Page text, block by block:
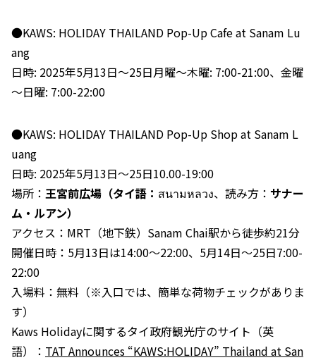
●KAWS: HOLIDAY THAILAND Pop-Up Cafe at Sanam Lu
ang
日時: 2025年5月13日～25日月曜～木曜: 7:00-21:00、金曜
～日曜: 7:00-22:00
●KAWS: HOLIDAY THAILAND Pop-Up Shop at Sanam L
uang
日時: 2025年5月13日～25日10.00-19:00
場所： 王宮前広場（タイ語： สนามหลวง、読み方： サナー
ム・ルアン）
アクセス：MRT（地下鉄）Sanam Chai駅から徒歩約21分
開催日時：5月13日は14:00～22:00、5月14日～25日7:00-
22:00
入場料：無料（※入口では、簡単な荷物チェックがありま
す）
Kaws Holidayに関するタイ政府観光庁のサイト（英
語）： TAT Announces “KAWS:HOLIDAY” Thailand at San